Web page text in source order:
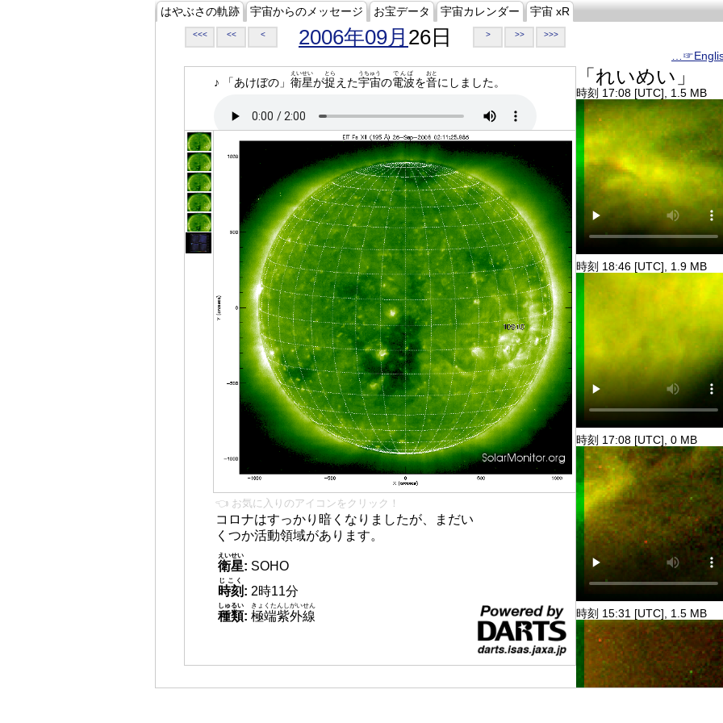
はやぶさの軌跡 宇宙からのメッセージ お宝データ 宇宙カレンダー 宇宙 xR
<<< << < 2006年09月 26日 > >> >>>
♪ 「あけぼの」 衛星
えいせい
が捉
とら
えた宇宙
うちゅう
の電波
でんぱ
を音
おと
にしました。
👈 お気に入りのアイコンをクリック！
コロナはすっかり暗くなりましたが、まだい
くつか活動領域があります。
衛星
えいせい
: SOHO
時刻
じこく
: 2時11分
種類
しゅるい
: 極端紫外線
きょくたんしがいせん
「れいめい」
時刻 17:08 [UTC], 1.5 MB
時刻 18:46 [UTC], 1.9 MB
時刻 17:08 [UTC], 0 MB
時刻 15:31 [UTC], 1.5 MB